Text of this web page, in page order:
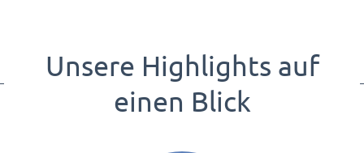
Unsere Highlights auf
einen Blick